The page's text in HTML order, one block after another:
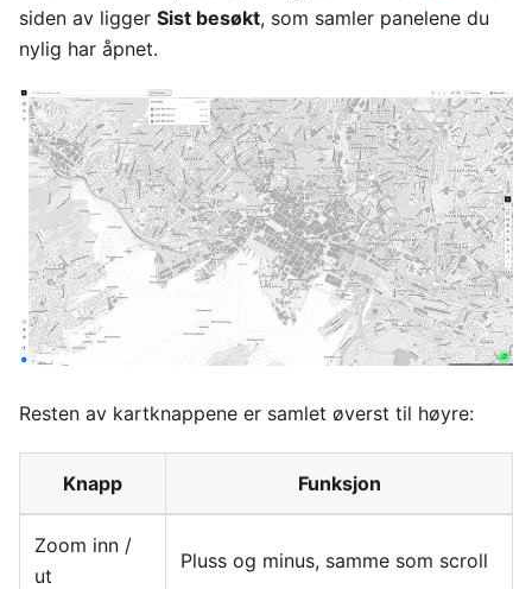
siden av ligger Sist besøkt, som samler panelene du
nylig har åpnet.
Resten av kartknappene er samlet øverst til høyre:
Knapp Funksjon
Zoom inn /
ut
Pluss og minus, samme som scroll